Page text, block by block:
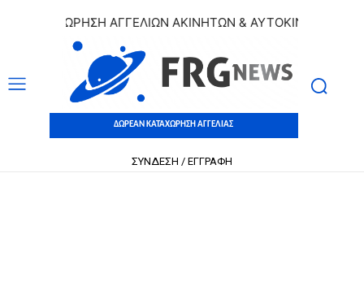
ΑΓΓΕΛΙΩΝ ΑΚΙΝΗΤΩΝ & ΑΥΤΟΚΙΝΗΤΩΝ |
ΔΩΡΕΑΝ ΚΑΤΑΧΩΡΗΣΗ ΑΓΓΕΛΙΑΣ
ΣΥΝΔΕΣΗ / ΕΓΓΡΑΦΗ